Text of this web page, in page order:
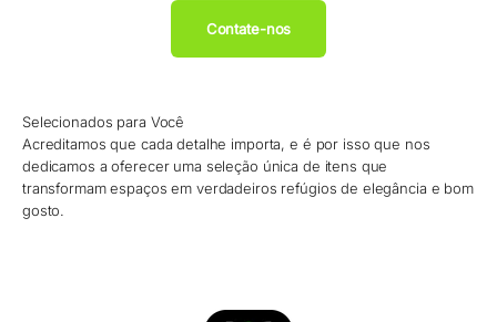
Contate-nos
Selecionados para Você
Acreditamos que cada detalhe importa, e é por isso que nos
dedicamos a oferecer uma seleção única de itens que
transformam espaços em verdadeiros refúgios de elegância e bom
gosto.